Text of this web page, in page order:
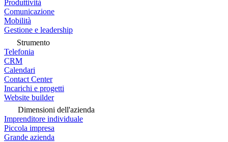
Produttività
Comunicazione
Mobilità
Gestione e leadership
Strumento
Telefonia
CRM
Calendari
Contact Center
Incarichi e progetti
Website builder
Dimensioni dell'azienda
Imprenditore individuale
Piccola impresa
Grande azienda